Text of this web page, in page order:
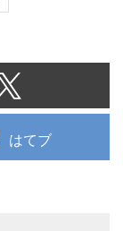
はてブ